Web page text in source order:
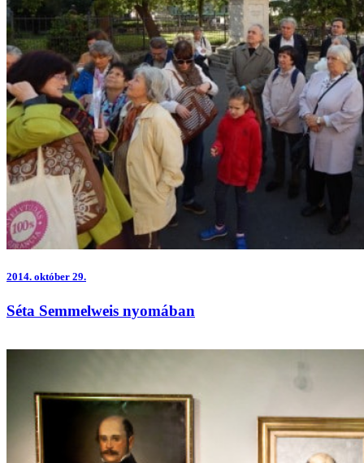
2014. október 29.
Séta Semmelweis nyomában